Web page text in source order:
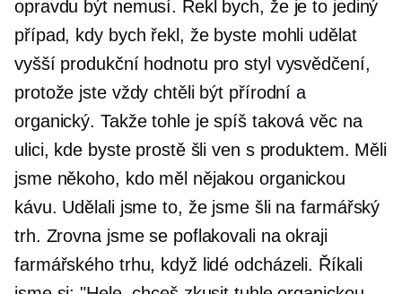
opravdu být nemusí. Řekl bych, že je to jediný
případ, kdy bych řekl, že byste mohli udělat
vyšší produkční hodnotu pro styl vysvědčení,
protože jste vždy chtěli být přírodní a
organický. Takže tohle je spíš taková věc na
ulici, kde byste prostě šli ven s produktem. Měli
jsme někoho, kdo měl nějakou organickou
kávu. Udělali jsme to, že jsme šli na farmářský
trh. Zrovna jsme se poflakovali na okraji
farmářského trhu, když lidé odcházeli. Říkali